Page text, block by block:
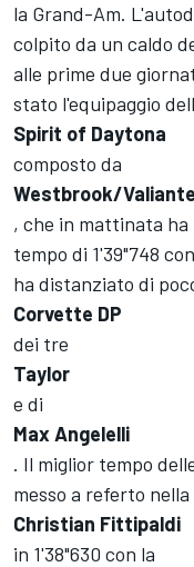
la Grand-Am.
colpito da un caldo
alle prime due
stato l'equipaggio
Spirit of Daytona
composto da
Westbrook/
, che in mattinata
tempo di 1'39"748
ha distanziato di
Corvette DP
dei tre
Taylor
e di
Max Angelelli
. Il miglior tempo
messo a referto
Christian Fittipaldi
in 1'38"630 con la